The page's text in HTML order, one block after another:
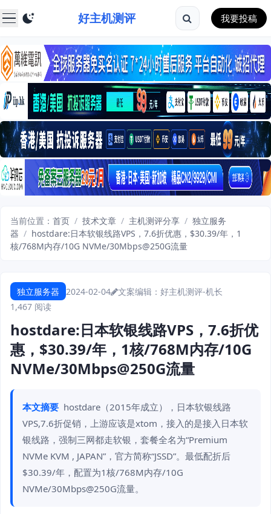
好主机测评 我要投稿
当前位置： 首页 / 技术文章 / 主机测评分享 / 独立服务
器 / hostdare:日本软银线路VPS，7.6折优惠，$30.39/年，1
核/768M内存/10G NVMe/30Mbps@250G流量
独立服务器 2024-02-04
文案编辑：好主机测评-机长
1,467 阅读
hostdare:日本软银线路VPS，7.6折优
惠，$30.39/年，1核/768M内存/10G
NVMe/30Mbps@250G流量
本文摘要 hostdare（2015年成立），日本软银线路
VPS,7.6折促销，上游应该是xtom，接入的是接入日本软
银线路，强制三网都走软银，套餐全名为“Premium
NVMe KVM , JAPAN”，官方简称“JSSD”。最低配折后
$30.39/年，配置为1核/768M内存/10G
NVMe/30Mbps@250G流量。